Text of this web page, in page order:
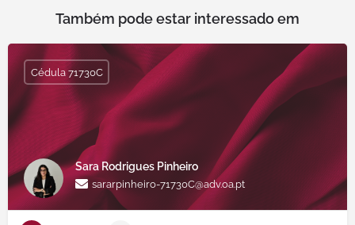
Também pode estar interessado em
Sara Rodrigues Pinheiro
sararpinheiro-71730C@adv.oa.pt
Cédula 71730C